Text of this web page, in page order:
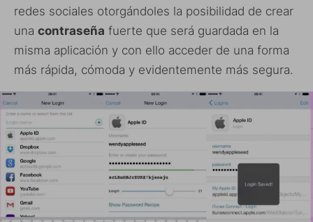
redes sociales otorgándoles la posibilidad de crear
una contraseña fuerte que será guardada en la
misma aplicación y con ello acceder de una forma
más rápida, cómoda y evidentemente más segura.